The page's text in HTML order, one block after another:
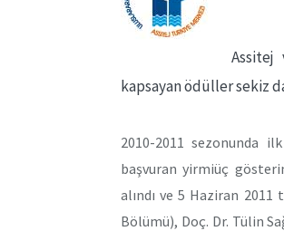
Assitej
kapsayan ödüller sekiz
2010-2011 sezonunda
başvuran yirmiüç
alındı ve 5 Haziran
Bölümü), Doç. Dr. Tülin